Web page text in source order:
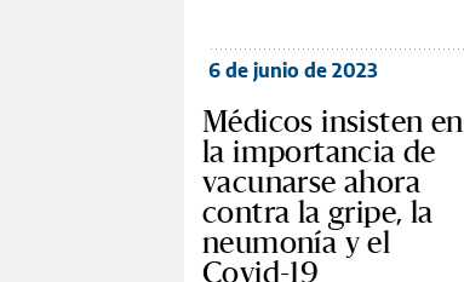
6 de junio de 2023
Médicos insisten en
la importancia de
vacunarse ahora
contra la gripe, la
neumonía y el
Covid-19